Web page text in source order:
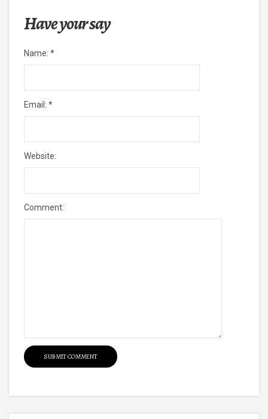
Have your say
Name: *
Email: *
Website:
Comment: